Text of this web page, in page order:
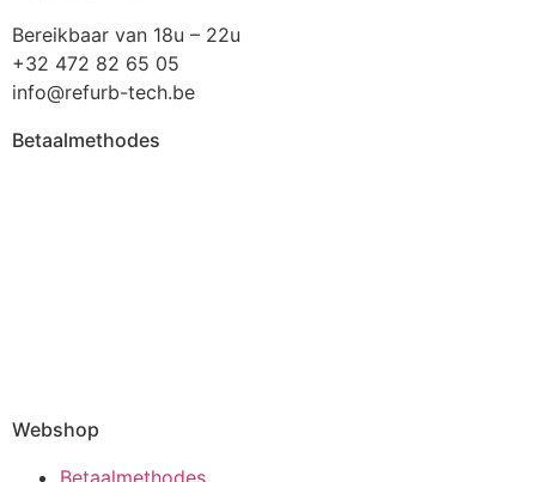
Bereikbaar van 18u – 22u
+32 472 82 65 05
info@refurb-tech.be
Betaalmethodes
Webshop
Betaalmethodes